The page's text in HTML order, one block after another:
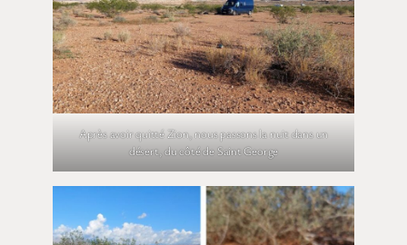
Après avoir quitté Zion, nous passons la nuit dans un
désert, du côté de Saint George